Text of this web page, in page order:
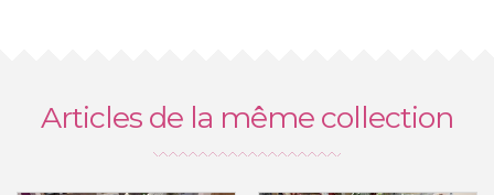
Articles de la même collection